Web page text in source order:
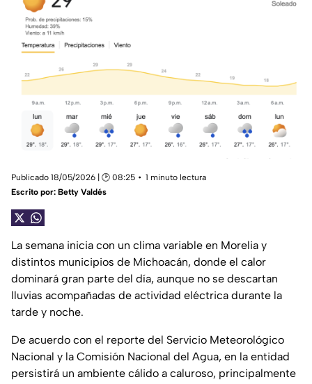
Publicado 18/05/2026 | 🕑 08:25
1 minuto lectura
Escrito por: Betty Valdés
La semana inicia con un clima variable en Morelia y
distintos municipios de Michoacán, donde el calor
dominará gran parte del día, aunque no se descartan
lluvias acompañadas de actividad eléctrica durante la
tarde y noche.
De acuerdo con el reporte del Servicio Meteorológico
Nacional y la Comisión Nacional del Agua, en la entidad
persistirá un ambiente cálido a caluroso, principalmente